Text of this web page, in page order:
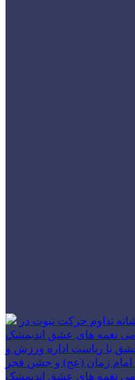
تداوم حرکت نبوت در
نغمه های عشق اندیمشک
با ریاست اداره ورزش و
زمان (عج) و جشن فجر
نغمه های عشق اندیمشک